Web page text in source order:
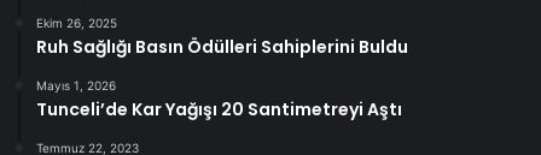
Ekim 26, 2025
Ruh Sağlığı Basın Ödülleri Sahiplerini Buldu
Mayıs 1, 2026
Tunceli’de Kar Yağışı 20 Santimetreyi Aştı
Temmuz 22, 2023